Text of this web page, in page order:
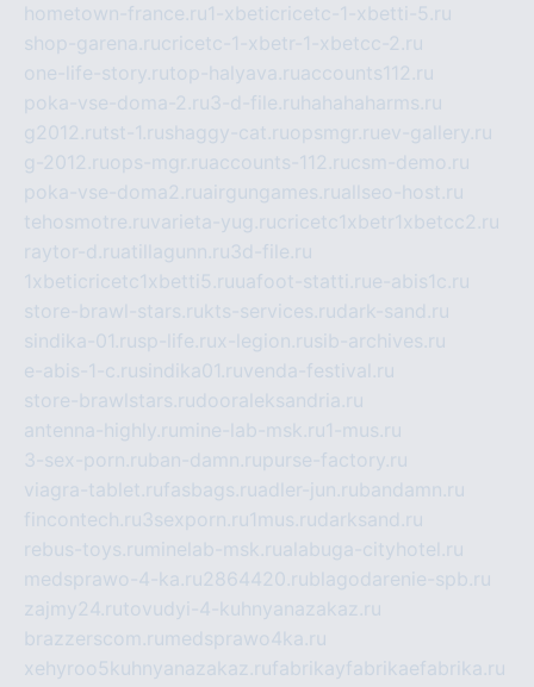
hometown-france.ru1-xbeticricetc-1-xbetti-5.ru
shop-garena.rucricetc-1-xbetr-1-xbetcc-2.ru
one-life-story.rutop-halyava.ruaccounts112.ru
poka-vse-doma-2.ru3-d-file.ru hahahaharms.ru
g2012.rutst-1.rushaggy-cat.ruopsmgr.ruev-gallery.ru
g-2012.ruops-mgr.ruaccounts-112.rucsm-demo.ru
poka-vse-doma2.ruairgungames.ruallseo-host.ru
tehosmotre.ruvarieta-yug.rucricetc1xbetr1xbetcc2.ru
raytor-d.ruatillagunn.ru3d-file.ru
1xbeticricetc1xbetti5.ruuafoot-statti.rue-abis1c.ru
store-brawl-stars.rukts-services.rudark-sand.ru
sindika-01.rusp-life.rux-legion.rusib-archives.ru
e-abis-1-c.rusindika01.ruvenda-festival.ru
store-brawlstars.rudooraleksandria.ru
antenna-highly.ru mine-lab-msk.ru1-mus.ru
3-sex-porn.ruban-damn.rupurse-factory.ru
viagra-tablet.rufasbags.ruadler-jun.rubandamn.ru
fincontech.ru3sexporn.ru1mus.rudarksand.ru
rebus-toys.ru minelab-msk.rualabuga-cityhotel.ru
medsprawo-4-ka.ru2864420.rublagodarenie-spb.ru
zajmy24.rutovudyi-4-kuhnyanazakaz.ru
brazzerscom.ru medsprawo4ka.ru
xehyroo5kuhnyanazakaz.rufabrikayfabrikaefabrika.ru